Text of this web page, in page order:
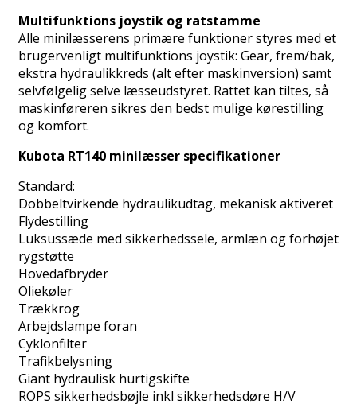
Multifunktions joystik og ratstamme
Alle minilæsserens primære funktioner styres med et
brugervenligt multifunktions joystik: Gear, frem/bak,
ekstra hydraulikkreds (alt efter maskinversion) samt
selvfølgelig selve læsseudstyret. Rattet kan tiltes, så
maskinføreren sikres den bedst mulige kørestilling
og komfort.
Kubota RT140 minilæsser specifikationer
Standard:
Dobbeltvirkende hydraulikudtag, mekanisk aktiveret
Flydestilling
Luksussæde med sikkerhedssele, armlæn og forhøjet
rygstøtte
Hovedafbryder
Oliekøler
Trækkrog
Arbejdslampe foran
Cyklonfilter
Trafikbelysning
Giant hydraulisk hurtigskifte
ROPS sikkerhedsbøjle inkl sikkerhedsdøre H/V